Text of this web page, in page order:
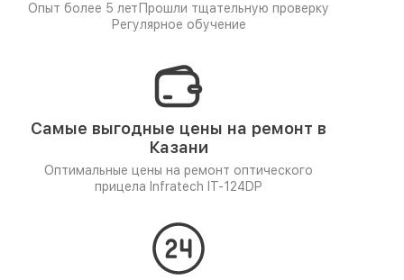
Опыт более 5 лет Прошли тщательную проверку
Регулярное обучение
Самые выгодные цены на ремонт в
Казани
Оптимальные цены на ремонт оптического
прицела Infratech IT-124DP